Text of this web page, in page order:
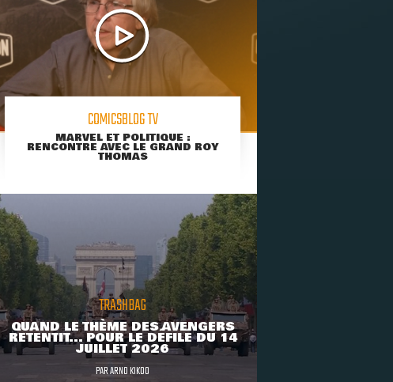
COMICSBLOG TV
MARVEL ET POLITIQUE :
RENCONTRE AVEC LE GRAND ROY
THOMAS
TRASHBAG
QUAND LE THÈME DES AVENGERS
RETENTIT... POUR LE DÉFILÉ DU 14
JUILLET 2026
PARARNO KIKOO